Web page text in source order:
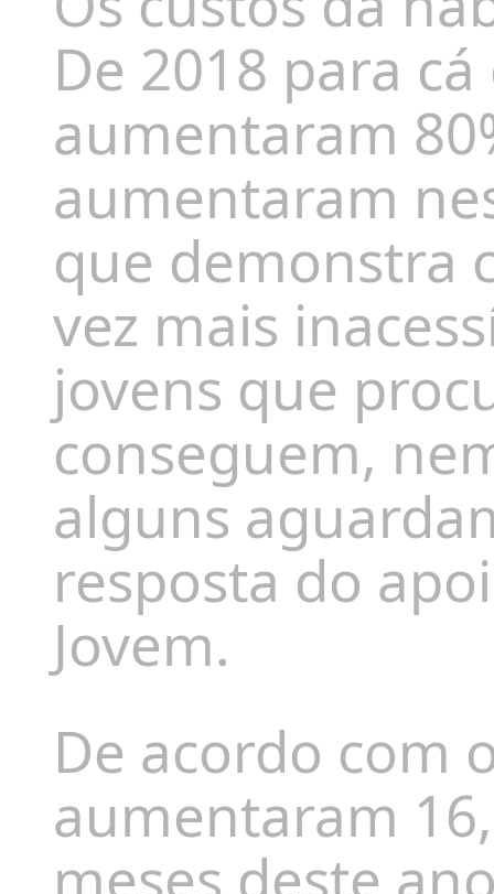
De 2018 para
aumentaram
aumentaram
que demonstra
vez mais
jovens que
conseguem,
alguns
resposta do
Jovem.
De acordo com
aumentaram